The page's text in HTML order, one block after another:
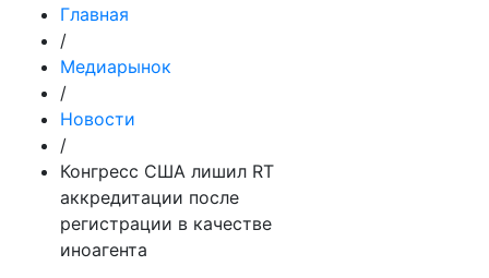
Главная
/
Медиарынок
/
Новости
/
Конгресс США лишил RT
аккредитации после
регистрации в качестве
иноагента